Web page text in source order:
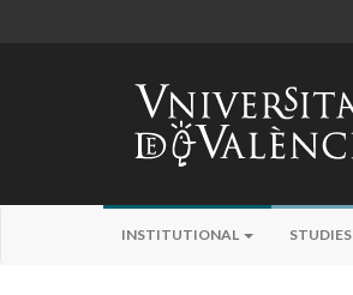
INSTITUTIONAL STUDIES